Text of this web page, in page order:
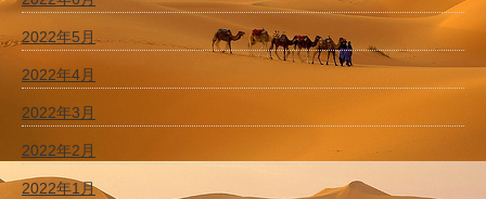
2022年5月
2022年4月
2022年3月
2022年2月
2022年1月